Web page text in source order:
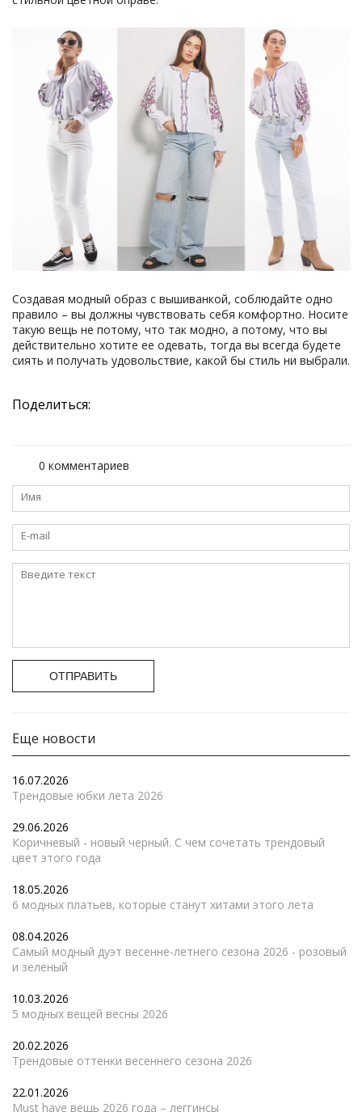
Создавая модный образ с вышиванкой, соблюдайте одно
правило – вы должны чувствовать себя комфортно. Носите
такую вещь не потому, что так модно, а потому, что вы
действительно хотите ее одевать, тогда вы всегда будете
сиять и получать удовольствие, какой бы стиль ни выбрали.
Поделиться:
0 комментариев
ОТПРАВИТЬ
Еще новости
16.07.2026
Трендовые юбки лета 2026
29.06.2026
Коричневый - новый черный. С чем сочетать трендовый
цвет этого года
18.05.2026
6 модных платьев, которые станут хитами этого лета
08.04.2026
Самый модный дуэт весенне-летнего сезона 2026 - розовый
и зеленый
10.03.2026
5 модных вещей весны 2026
20.02.2026
Трендовые оттенки весеннего сезона 2026
22.01.2026
Must have вещь 2026 года – леггинсы